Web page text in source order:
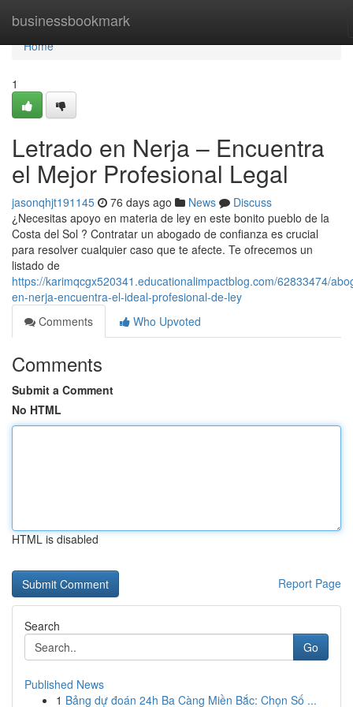
businessbookmark
Home
Home
1
Letrado en Nerja – Encuentra
el Mejor Profesional Legal
jasonqhjt191145 76 days ago News
Discuss
¿Necesitas apoyo en materia de ley en este bonito pueblo de la
Costa del Sol ? Contratar un abogado de confianza es crucial
para resolver cualquier caso que te afecte. Te ofrecemos un
listado de
https://karimqcgx520341.educationalimpactblog.com/62833474/
en-nerja-encuentra-el-ideal-profesional-de-ley
Comments
Who Upvoted
Comments
Submit a Comment
No HTML
HTML is disabled
Report Page
Search
Go
Published News
1 Bảng dự đoán 24h Ba Càng Miền Bắc: Chọn Số ...